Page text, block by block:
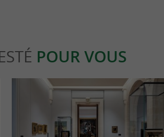
POUR VOUS